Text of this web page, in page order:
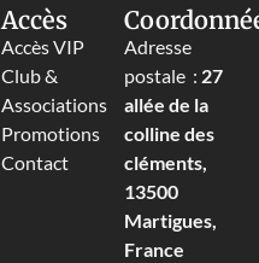
Accès
Accès VIP
Club &
Associations
Promotions
Contact
Adresse
postale : 27
allée de la
colline des
cléments,
13500
Martigues,
France